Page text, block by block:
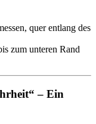
quer entlang des
zum unteren Rand
– Ein